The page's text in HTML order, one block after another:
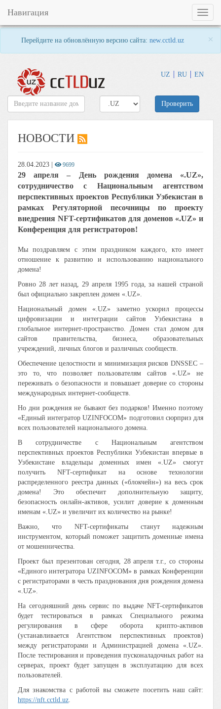
Перейдите на обновлённую версию сайта: new.cctld.uz ×
UZ RU EN
Toggle
Навигация
Проверить
НОВОСТИ
28.04.2023 9699
29 апреля – День рождения домена «.UZ»,
сотрудничество с Национальным агентством
перспективных проектов Республики Узбекистан в
рамках Регуляторной песочницы по проекту
внедрения NFT-сертификатов для доменов «.UZ» и
Конференция для регистраторов!
Мы поздравляем с этим праздником каждого, кто имеет
отношение к развитию и использованию национального
домена!
Ровно 28 лет назад, 29 апреля 1995 года, за нашей страной
был официально закреплен домен «.UZ».
Национальный домен «.UZ» заметно ускорил процессы
цифровизации и интеграции сайтов Узбекистана в
глобальное интернет-пространство. Домен стал домом для
сайтов правительства, бизнеса, образовательных
учреждений, личных блогов и различных сообществ.
Обеспечение целостности и минимизация рисков DNSSEC –
это то, что позволяет пользователям сайтов «.UZ» не
переживать о безопасности и повышает доверие со стороны
международных интернет-сообществ.
Но дни рождения не бывают без подарков! Именно поэтому
«Единый интегратор UZINFOCOM» подготовил сюрприз для
всех пользователей национального домена.
В сотрудничестве с Национальным агентством
перспективных проектов Республики Узбекистан впервые в
Узбекистане владельцы доменных имен «.UZ» смогут
получить NFT-сертификат на основе технологии
распределенного реестра данных («блокчейн») на весь срок
домена! Это обеспечит дополнительную защиту,
безопасность онлайн-активов, усилит доверие к доменным
именам «.UZ» и увеличит их количество на рынке!
Важно, что NFT-сертификаты станут надежным
инструментом, который поможет защитить доменные имена
от мошенничества.
Проект был презентован сегодня, 28 апреля т.г., со стороны
«Единого интегратора UZINFOCOM» в рамках Конференции
с регистраторами в честь празднования дня рождения домена
«.UZ».
На сегодняшний день сервис по выдаче NFT-сертификатов
будет тестироваться в рамках Специального режима
регулирования в сфере оборота крипто-активов
(устанавливается Агентством перспективных проектов)
между регистраторами и Администрацией домена «.UZ».
После тестирования и проведения пусконаладочных работ на
серверах, проект будет запущен в эксплуатацию для всех
пользователей.
Для знакомства с работой вы сможете посетить наш сайт:
https://nft.cctld.uz.